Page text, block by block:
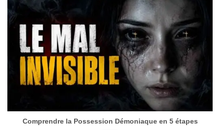
Comprendre la Possession Démoniaque en 5 étapes